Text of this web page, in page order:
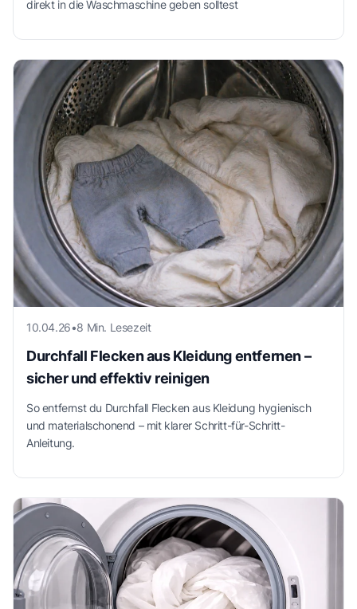
direkt in die Waschmaschine geben solltest
10.04.26•8 Min. Lesezeit
Durchfall Flecken aus Kleidung entfernen –
sicher und effektiv reinigen
So entfernst du Durchfall Flecken aus Kleidung hygienisch
und materialschonend – mit klarer Schritt-für-Schritt-
Anleitung.